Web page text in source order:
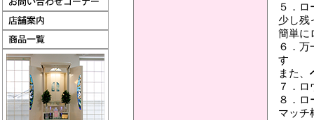
５．
少し残
簡単に
６．
す
また、
７．
８．
マッチ